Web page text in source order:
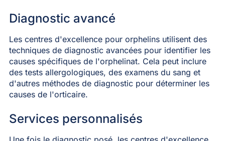
Diagnostic avancé
Les centres d'excellence pour orphelins utilisent des
techniques de diagnostic avancées pour identifier les
causes spécifiques de l'orphelinat. Cela peut inclure
des tests allergologiques, des examens du sang et
d'autres méthodes de diagnostic pour déterminer les
causes de l'orticaire.
Services personnalisés